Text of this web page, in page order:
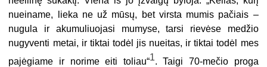
nueiname, lieka ne už mūsų, bet virsta mumis pačiais –
nugula ir akumuliuojasi mumyse, tarsi rievėse medžio
nugyventi metai, ir tiktai todėl jis nueitas, ir tiktai todėl mes
pajėgiame ir norime eiti toliau“1. Taigi 70-mečio proga